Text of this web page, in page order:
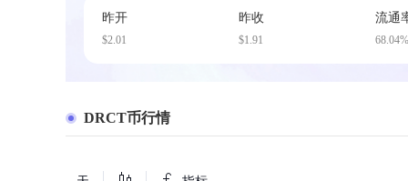
昨开
$2.01
昨收
$1.91
流通
68.04%
DRCT币行情